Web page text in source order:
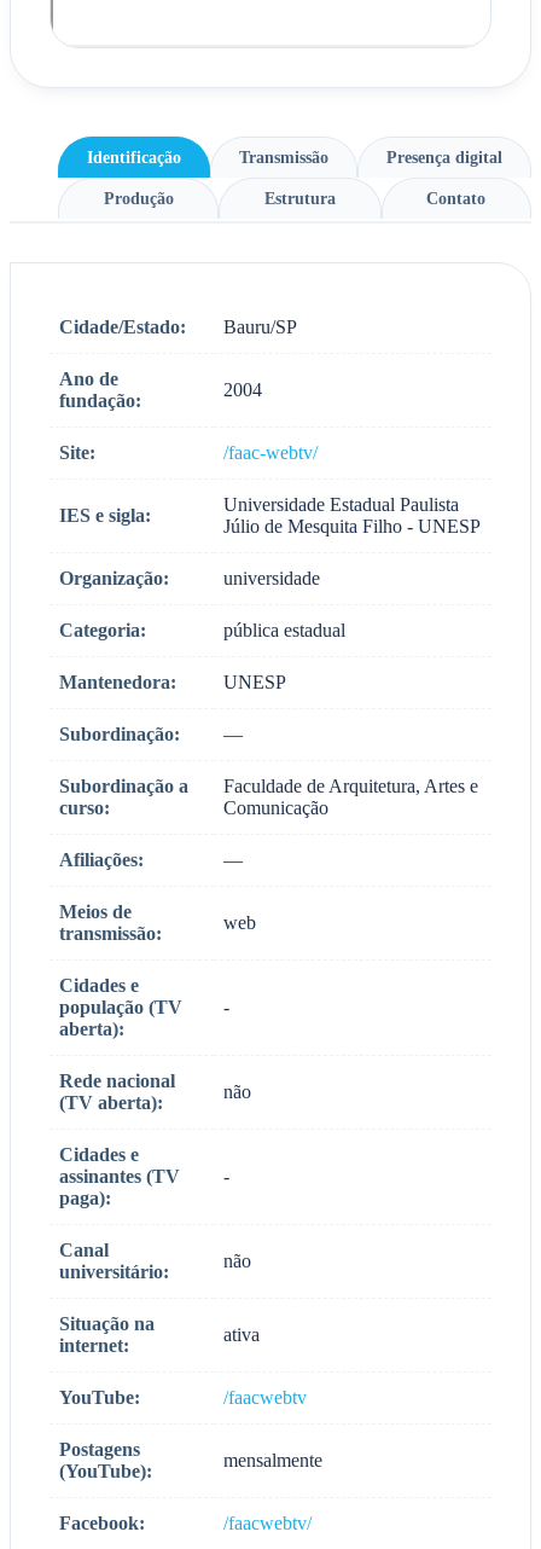
Identificação Transmissão Presença digital
Produção Estrutura Contato
Cidade/Estado: Bauru/SP
Ano de
fundação:
2004
Site: /faac-webtv/
IES e sigla:
Universidade Estadual Paulista
Júlio de Mesquita Filho - UNESP
Organização: universidade
Categoria: pública estadual
Mantenedora: UNESP
Subordinação: —
Subordinação a
curso:
Faculdade de Arquitetura, Artes e
Comunicação
Afiliações: —
Meios de
transmissão:
web
Cidades e
população (TV
aberta):
-
Rede nacional
(TV aberta):
não
Cidades e
assinantes (TV
paga):
-
Canal
universitário:
não
Situação na
internet:
ativa
YouTube: /faacwebtv
Postagens
(YouTube):
mensalmente
Facebook: /faacwebtv/